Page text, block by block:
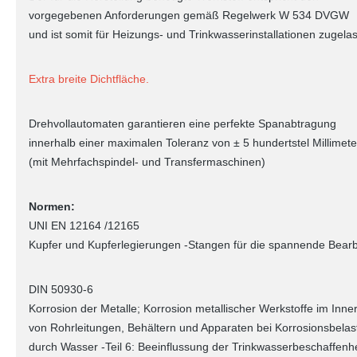
vorgegebenen Anforderungen gemäß Regelwerk W 534 DVGW
und ist somit für Heizungs- und Trinkwasserinstallationen
Extra breite Dichtfläche.
Drehvollautomaten garantieren eine perfekte Spanabtragung
innerhalb einer maximalen Toleranz von ± 5 hundertstel
(mit Mehrfachspindel- und Transfermaschinen)
Normen:
UNI EN 12164 /12165
Kupfer und Kupferlegierungen -Stangen für die spannende
DIN 50930-6
Korrosion der Metalle; Korrosion metallischer Werkstoffe im
von Rohrleitungen, Behältern und Apparaten bei
durch Wasser -Teil 6: Beeinflussung der